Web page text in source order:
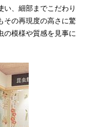
い、細部までこだわり
その再現度の高さに驚
の模様や質感を見事に